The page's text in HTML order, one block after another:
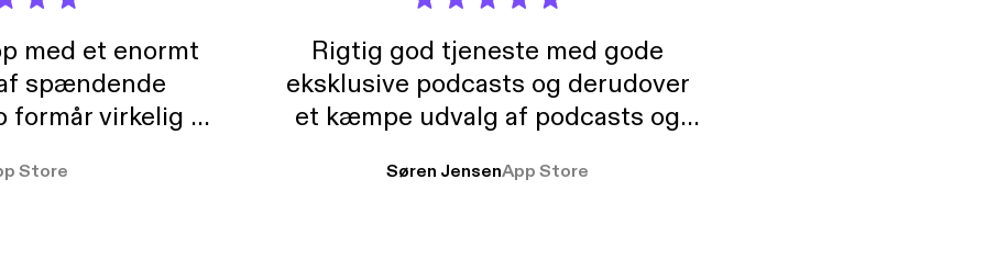
med et enormt
spændende
formår virkelig at
At der så også
Store
Rigtig god tjeneste med gode
eksklusive podcasts og derudover
et kæmpe udvalg af podcasts og
ikke andet så udelukkende pga
Søren JensenApp Store